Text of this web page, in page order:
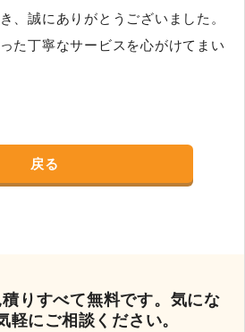
、誠にありがとうございました。
た丁寧なサービスを心がけてまい
戻る
りすべて無料です。気にな
軽にご相談ください。